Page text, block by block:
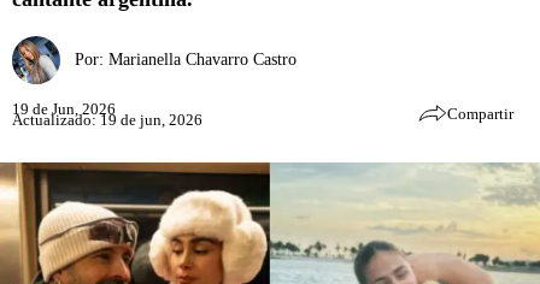
Por: Marianella Chavarro Castro
19 de Jun, 2026
Actualizado: 19 de jun, 2026 Compartir